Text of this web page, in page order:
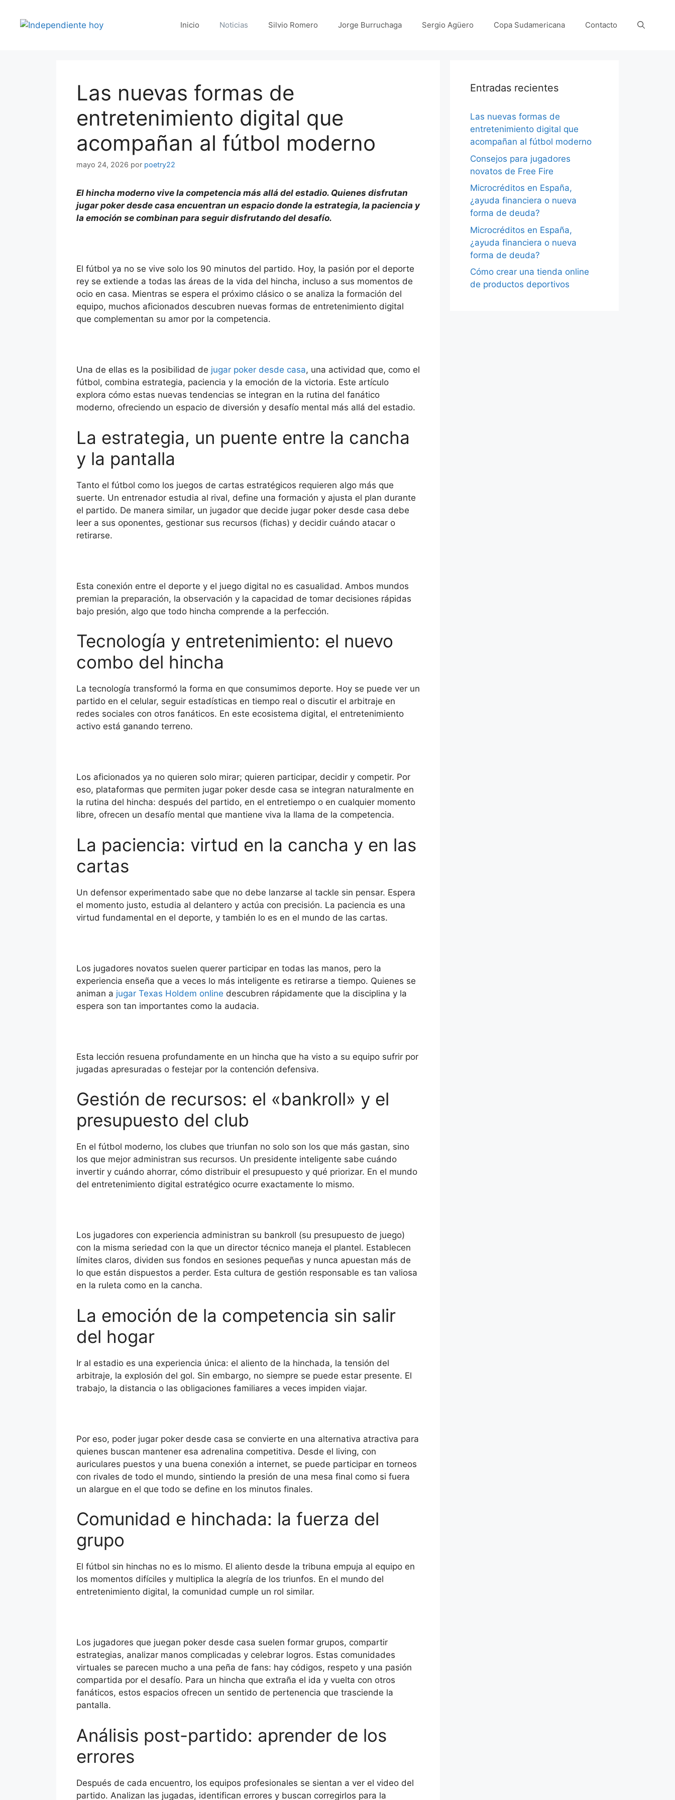
contenido
Inicio Noticias Silvio Romero Jorge Burruchaga Sergio Agüero Copa Sudamericana Contacto
Las nuevas formas de
entretenimiento digital que
acompañan al fútbol moderno
mayo 24, 2026 por poetry22
El hincha moderno vive la competencia más allá del estadio. Quienes disfrutan
jugar poker desde casa encuentran un espacio donde la estrategia, la paciencia y
la emoción se combinan para seguir disfrutando del desafío.
El fútbol ya no se vive solo los 90 minutos del partido. Hoy, la pasión por el deporte
rey se extiende a todas las áreas de la vida del hincha, incluso a sus momentos de
ocio en casa. Mientras se espera el próximo clásico o se analiza la formación del
equipo, muchos aficionados descubren nuevas formas de entretenimiento digital
que complementan su amor por la competencia.
Una de ellas es la posibilidad de jugar poker desde casa, una actividad que, como el
fútbol, combina estrategia, paciencia y la emoción de la victoria. Este artículo
explora cómo estas nuevas tendencias se integran en la rutina del fanático
moderno, ofreciendo un espacio de diversión y desafío mental más allá del estadio.
La estrategia, un puente entre la cancha
y la pantalla
Tanto el fútbol como los juegos de cartas estratégicos requieren algo más que
suerte. Un entrenador estudia al rival, define una formación y ajusta el plan durante
el partido. De manera similar, un jugador que decide jugar poker desde casa debe
leer a sus oponentes, gestionar sus recursos (fichas) y decidir cuándo atacar o
retirarse.
Esta conexión entre el deporte y el juego digital no es casualidad. Ambos mundos
premian la preparación, la observación y la capacidad de tomar decisiones rápidas
bajo presión, algo que todo hincha comprende a la perfección.
Tecnología y entretenimiento: el nuevo
combo del hincha
La tecnología transformó la forma en que consumimos deporte. Hoy se puede ver un
partido en el celular, seguir estadísticas en tiempo real o discutir el arbitraje en
redes sociales con otros fanáticos. En este ecosistema digital, el entretenimiento
activo está ganando terreno.
Los aficionados ya no quieren solo mirar; quieren participar, decidir y competir. Por
eso, plataformas que permiten jugar poker desde casa se integran naturalmente en
la rutina del hincha: después del partido, en el entretiempo o en cualquier momento
libre, ofrecen un desafío mental que mantiene viva la llama de la competencia.
La paciencia: virtud en la cancha y en las
cartas
Un defensor experimentado sabe que no debe lanzarse al tackle sin pensar. Espera
el momento justo, estudia al delantero y actúa con precisión. La paciencia es una
virtud fundamental en el deporte, y también lo es en el mundo de las cartas.
Los jugadores novatos suelen querer participar en todas las manos, pero la
experiencia enseña que a veces lo más inteligente es retirarse a tiempo. Quienes se
animan a jugar Texas Holdem online descubren rápidamente que la disciplina y la
espera son tan importantes como la audacia.
Esta lección resuena profundamente en un hincha que ha visto a su equipo sufrir por
jugadas apresuradas o festejar por la contención defensiva.
Gestión de recursos: el «bankroll» y el
presupuesto del club
En el fútbol moderno, los clubes que triunfan no solo son los que más gastan, sino
los que mejor administran sus recursos. Un presidente inteligente sabe cuándo
invertir y cuándo ahorrar, cómo distribuir el presupuesto y qué priorizar. En el mundo
del entretenimiento digital estratégico ocurre exactamente lo mismo.
Los jugadores con experiencia administran su bankroll (su presupuesto de juego)
con la misma seriedad con la que un director técnico maneja el plantel. Establecen
límites claros, dividen sus fondos en sesiones pequeñas y nunca apuestan más de
lo que están dispuestos a perder. Esta cultura de gestión responsable es tan valiosa
en la ruleta como en la cancha.
La emoción de la competencia sin salir
del hogar
Ir al estadio es una experiencia única: el aliento de la hinchada, la tensión del
arbitraje, la explosión del gol. Sin embargo, no siempre se puede estar presente. El
trabajo, la distancia o las obligaciones familiares a veces impiden viajar.
Por eso, poder jugar poker desde casa se convierte en una alternativa atractiva para
quienes buscan mantener esa adrenalina competitiva. Desde el living, con
auriculares puestos y una buena conexión a internet, se puede participar en torneos
con rivales de todo el mundo, sintiendo la presión de una mesa final como si fuera
un alargue en el que todo se define en los minutos finales.
Comunidad e hinchada: la fuerza del
grupo
El fútbol sin hinchas no es lo mismo. El aliento desde la tribuna empuja al equipo en
los momentos difíciles y multiplica la alegría de los triunfos. En el mundo del
entretenimiento digital, la comunidad cumple un rol similar.
Los jugadores que juegan poker desde casa suelen formar grupos, compartir
estrategias, analizar manos complicadas y celebrar logros. Estas comunidades
virtuales se parecen mucho a una peña de fans: hay códigos, respeto y una pasión
compartida por el desafío. Para un hincha que extraña el ida y vuelta con otros
fanáticos, estos espacios ofrecen un sentido de pertenencia que trasciende la
pantalla.
Análisis post-partido: aprender de los
errores
Después de cada encuentro, los equipos profesionales se sientan a ver el video del
partido. Analizan las jugadas, identifican errores y buscan corregirlos para la
Entradas recientes
Las nuevas formas de
entretenimiento digital que
acompañan al fútbol moderno
Consejos para jugadores
novatos de Free Fire
Microcréditos en España,
¿ayuda financiera o nueva
forma de deuda?
Microcréditos en España,
¿ayuda financiera o nueva
forma de deuda?
Cómo crear una tienda online
de productos deportivos